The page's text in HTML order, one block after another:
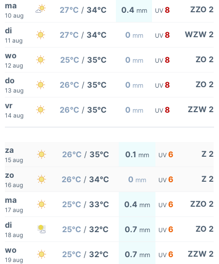
ma
10 aug
27°C / 34°C 0.4 mm UV 8 ZZO 2
di
11 aug
27°C / 34°C 0 mm UV 8 WZW 2
wo
12 aug
25°C / 35°C 0 mm UV 8 ZO 2
do
13 aug
26°C / 35°C 0 mm UV 8 ZO 2
vr
14 aug
26°C / 35°C 0 mm UV 8 ZZW 2
za
15 aug
26°C / 35°C 0.1 mm UV 6 Z 2
zo
16 aug
26°C / 34°C 0 mm UV 6 Z 2
ma
17 aug
25°C / 33°C 0.4 mm UV 6 ZZO 2
di
18 aug
25°C / 32°C 0.7 mm UV 6 ZO 2
wo
19 aug
25°C / 32°C 0.7 mm UV 6 ZZW 2